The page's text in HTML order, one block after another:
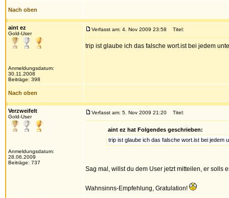
Nach oben
aint ez
Gold-User
Anmeldungsdatum:
30.11.2008
Beiträge: 398
Verfasst am: 4. Nov 2009 23:58 Titel:
trip ist glaube ich das falsche wort.ist bei jedem
Nach oben
Verzweifelt
Gold-User
Anmeldungsdatum:
28.06.2009
Beiträge: 737
Verfasst am: 5. Nov 2009 21:20 Titel:
aint ez hat Folgendes geschrieben:
trip ist glaube ich das falsche wort.ist bei jedem
Sag mal, willst du dem User jetzt mitteilen, er solls
Wahnsinns-Empfehlung, Gratulation!